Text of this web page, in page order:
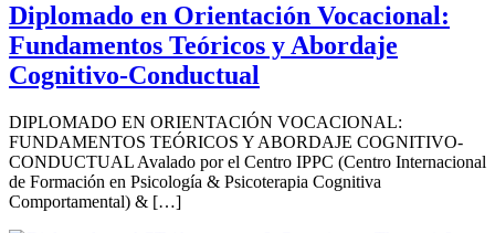
Diplomado en Orientación Vocacional:
Fundamentos Teóricos y Abordaje
Cognitivo-Conductual
DIPLOMADO EN ORIENTACIÓN VOCACIONAL:
FUNDAMENTOS TEÓRICOS Y ABORDAJE COGNITIVO-
CONDUCTUAL Avalado por el Centro IPPC (Centro Internacional
de Formación en Psicología & Psicoterapia Cognitiva
Comportamental) & […]